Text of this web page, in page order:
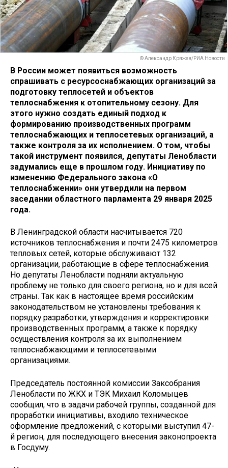
© Александр Кряжев/РИА Новости
В России может появиться возможность
спрашивать с ресурсоснабжающих организаций за
подготовку теплосетей и объектов
теплоснабжения к отопительному сезону. Для
этого нужно создать единый подход к
формированию производственных программ
теплоснабжающих и теплосетевых организаций, а
также контроля за их исполнением. О том, чтобы
такой инструмент появился, депутаты Ленобласти
задумались еще в прошлом году. Инициативу по
изменению Федерального закона «О
теплоснабжении» они утвердили на первом
заседании областного парламента 29 января 2025
года.
В Ленинградской области насчитывается 720
источников теплоснабжения и почти 2475 километров
тепловых сетей, которые обслуживают 132
организации, работающие в сфере теплоснабжения.
Но депутаты Ленобласти подняли актуальную
проблему не только для своего региона, но и для всей
страны. Так как в настоящее время российским
законодательством не установлены требования к
порядку разработки, утверждения и корректировки
производственных программ, а также к порядку
осуществления контроля за их выполнением
теплоснабжающими и теплосетевыми
организациями.
Председатель постоянной комиссии Заксобрания
Ленобласти по ЖКХ и ТЭК Михаил Коломыцев
сообщил, что в задачи рабочей группы, созданной для
проработки инициативы, входило техническое
оформление предложений, с которыми выступил 47-
й регион, для последующего внесения законопроекта
в Госдуму.